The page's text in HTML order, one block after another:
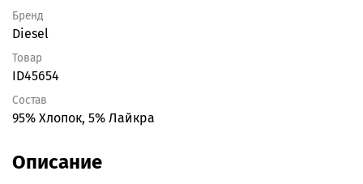
Бренд
Diesel
Товар
ID45654
Состав
95% Хлопок, 5% Лайкра
Описание